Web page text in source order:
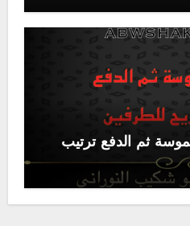
ثم الدفع ترتيب